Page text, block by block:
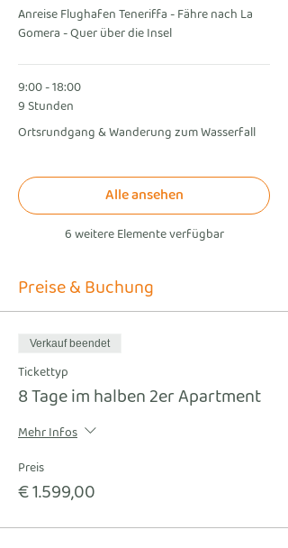
Anreise Flughafen Teneriffa - Fähre nach La
Gomera - Quer über die Insel
9:00 - 18:00
9 Stunden
Ortsrundgang & Wanderung zum Wasserfall
6 weitere Elemente verfügbar
Alle ansehen
Preise & Buchung
Verkauf beendet
Tickettyp
8 Tage im halben 2er Apartment
Mehr Infos
Preis
€ 1.599,00